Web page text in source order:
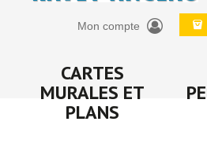
Mon compte
CARTES
MURALES ET
PLANS